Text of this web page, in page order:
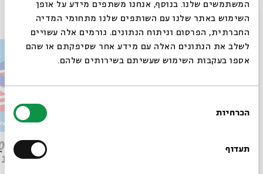
המשתמשים שלנו. בנוסף, אנחנו משתפים מידע על אופן
השימוש באתר שלנו עם השותפים שלנו מתחומי המדיה
החברתית, הפרסום וניתוח הנתונים. גורמים אלה עשויים
לשלב את הנתונים האלה עם מידע אחר שסיפקתם או שהם
אספו בעקבות השימוש שעשיתם בשירותים שלהם.
הסכמה
הכרחיות
תעדוף
פרקים נוספים בסדרה
לוהטת
סגור